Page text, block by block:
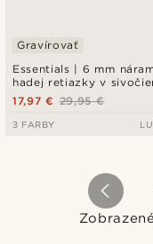
Essentials | 6 mm
hadej retiazky v
farbe
Gravírovať
29,95 €
17,97 €
3 FARBY
Zobrazené